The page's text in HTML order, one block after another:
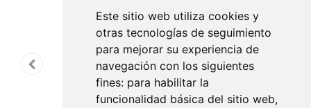
Este sitio web utiliza cookies y
otras tecnologías de seguimiento
para mejorar su experiencia de
navegación con los siguientes
fines: para habilitar la
funcionalidad básica del sitio web,